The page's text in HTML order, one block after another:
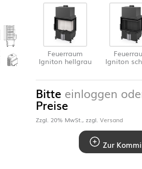
Feuerraum
Igniton hellgrau
Igniton
Bitte einloggen
Preise
Zzgl. 20% MwSt., zzgl.Versand
Zur